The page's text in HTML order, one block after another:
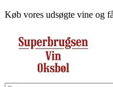
Køb vores udsøgte vine og